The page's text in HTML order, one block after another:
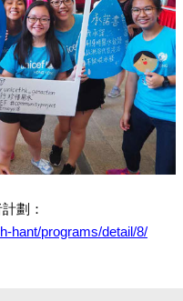
劃：
hant/programs/detail/8/